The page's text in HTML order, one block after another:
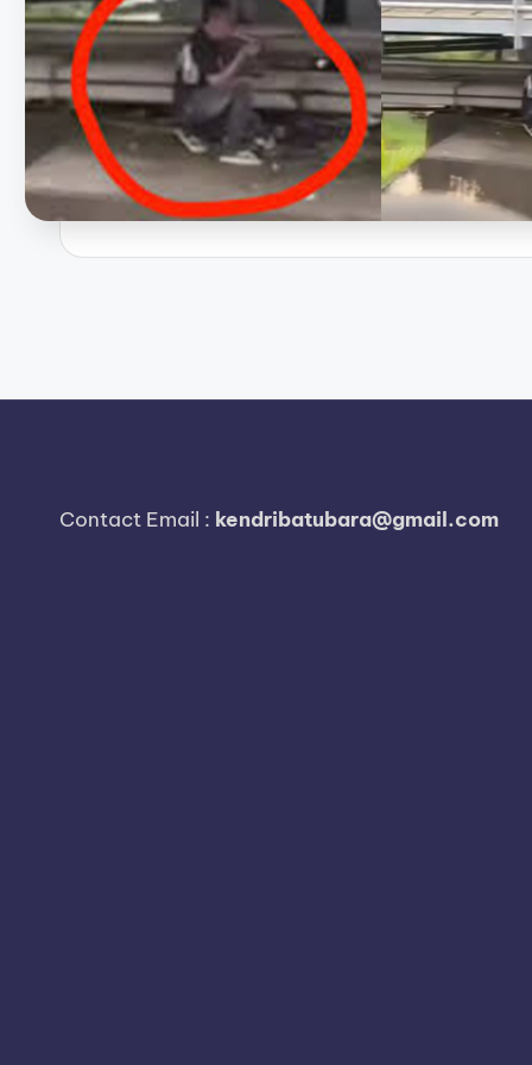
pagination
Contact Email : kendribatubara@gmail.com